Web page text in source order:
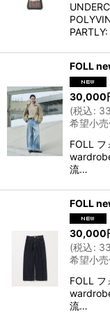
FOLL
30,000
(税込:
希望小
FOLL
流…
FOLL
30,000
(税込:
希望小
FOLL
流…